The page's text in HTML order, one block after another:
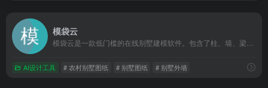
模袋云
AI设计工具 # 农村别墅图纸 # 别墅图纸 # 别墅外墙